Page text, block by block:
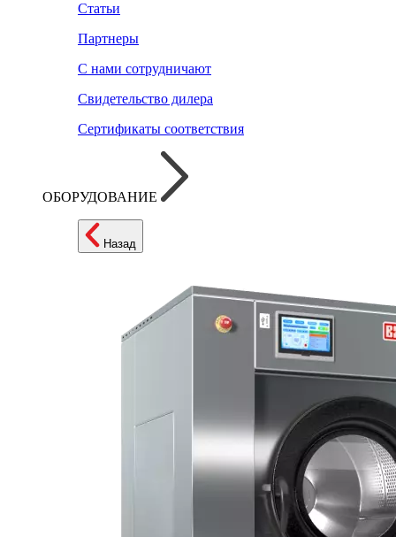
Статьи
Партнеры
С нами сотрудничают
Свидетельство дилера
Сертификаты соответствия
ОБОРУДОВАНИЕ
Назад